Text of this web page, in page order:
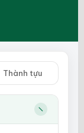
Thành tựu